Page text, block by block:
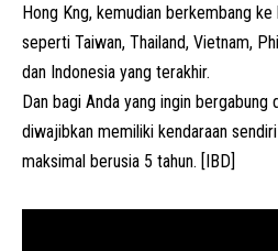
Hong Kng, kemudian berkembang ke
seperti Taiwan, Thailand, Vietnam,
dan Indonesia yang terakhir.
Dan bagi Anda yang ingin bergabung
diwajibkan memiliki kendaraan
maksimal berusia 5 tahun. [IBD]